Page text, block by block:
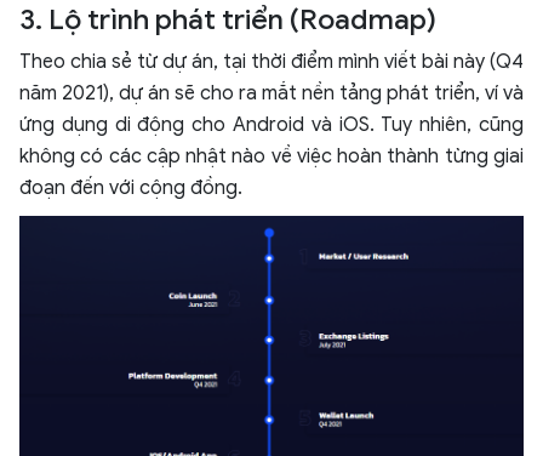
3. Lộ trình phát triển (Roadmap)
Theo chia sẻ từ dự án, tại thời điểm mình viết bài này (Q4
năm 2021), dự án sẽ cho ra mắt nền tảng phát triển, ví và
ứng dụng di động cho Android và iOS. Tuy nhiên, cũng
không có các cập nhật nào về việc hoàn thành từng giai
đoạn đến với cộng đồng.